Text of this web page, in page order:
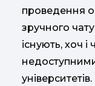
проведення
зручного
існують, хоч
університетів.